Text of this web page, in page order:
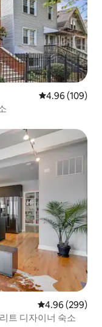
평점 4.96점(5
4.96 (109)
평점 4.96점(5
4.96 (299)
트 디자이너 숙소